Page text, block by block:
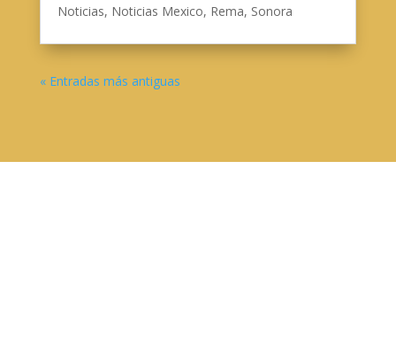
Noticias, Noticias Mexico, Rema, Sonora
« Entradas más antiguas